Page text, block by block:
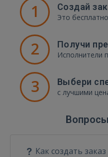
1 Создай
Это бесплатно
2 Получи
Исполнители
3 Выбери
с лучшими
Как создать заказ